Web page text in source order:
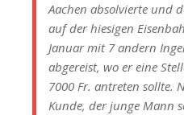
Aachen absolvierte und
auf der hiesigen
Januar mit 7 andern
abgereist, wo er eine
7000 Fr. antreten sollte.
Kunde, der junge Mann